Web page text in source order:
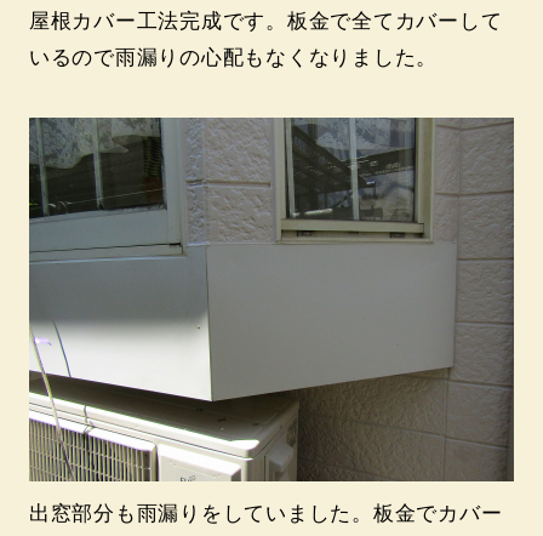
屋根カバー工法完成です。板金で全てカバーして
いるので雨漏りの心配もなくなりました。
出窓部分も雨漏りをしていました。板金でカバー